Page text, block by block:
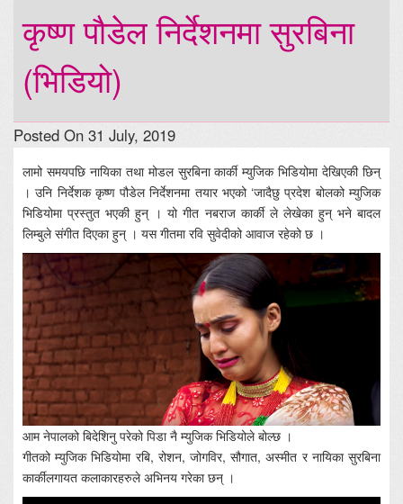
कृष्ण पौडेल निर्देशनमा सुरबिना
(भिडियो)
Posted On 31 July, 2019
लामो समयपछि नायिका तथा मोडल सुरबिना कार्की म्युजिक भिडियोमा देखिएकी छिन्
। उनि निर्देशक कृष्ण पौडेल निर्देशनमा तयार भएको ‘जादैछु प्रदेश बोलको म्युजिक
भिडियोमा प्रस्तुत भएकी हुन् । यो गीत नबराज कार्की ले लेखेका हुन् भने बादल
लिम्बुले संगीत दिएका हुन् । यस गीतमा रवि सुवेदीको आवाज रहेको छ ।
आम नेपालको बिदेशिनु परेको पिडा नै म्युजिक भिडियोले बोल्छ ।
गीतको म्युजिक भिडियोमा रबि, रोशन, जोगविर, सौगात, अस्मीत र नायिका सुरबिना
कार्कीलगायत कलाकारहरुले अभिनय गरेका छन् ।